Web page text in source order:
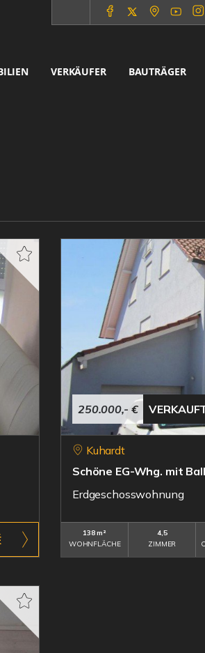
VERKÄUFER BAUTRÄGER
250.000,- €
Kuhardt
Schöne EG-Whg. mit
Erdgeschosswohnung
138 m²
WOHNFLÄCHE
4,5
ZIMMER